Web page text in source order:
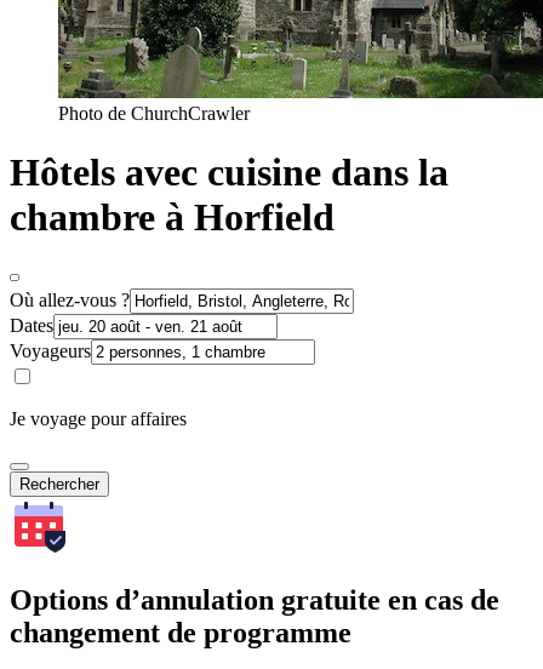
Photo de ChurchCrawler
Hôtels avec cuisine dans la
chambre à Horfield
Où allez-vous ?
Dates
Voyageurs
Je voyage pour affaires
Rechercher
Options d’annulation gratuite en cas de
changement de programme